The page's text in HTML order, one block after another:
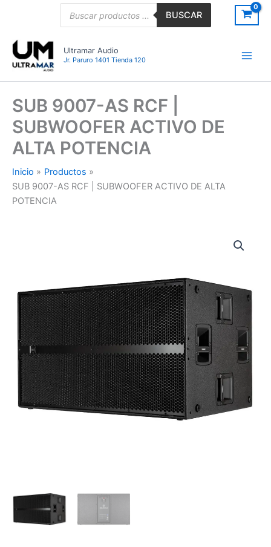
BUSCAR
Ultramar Audio
Jr. Paruro 1401 Tienda 120
SUB 9007-AS RCF |
SUBWOOFER ACTIVO DE
ALTA POTENCIA
Inicio
Productos
SUB 9007-AS RCF | SUBWOOFER ACTIVO DE ALTA
POTENCIA
SUBWOOFER
ACTIVO
DE
ALTA
POTENCIA
cantidad